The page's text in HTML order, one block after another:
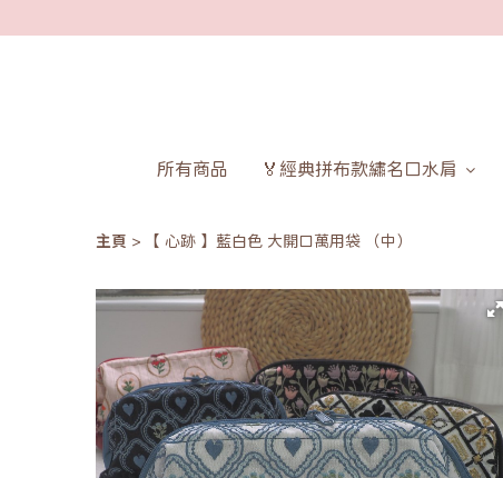
所有商品 🏅經典拼布款繡名口水肩
主頁 【 心跡 】藍白色 大開口萬用袋 （中）